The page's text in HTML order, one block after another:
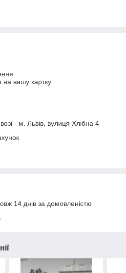
на вашу картку
- м. Львів, вулиця Хлібна 4
14 днів за домовленістю